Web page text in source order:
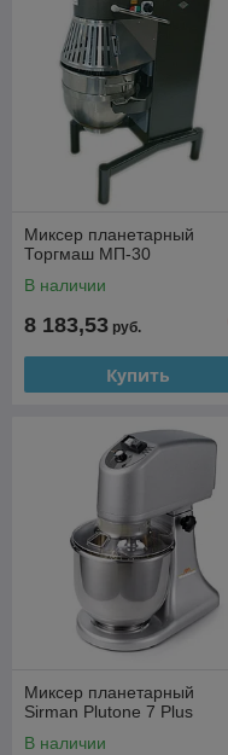
Миксер планетарный
Торгмаш МП-30
В наличии
8 183,53 руб.
Купить
Миксер планетарный
Sirman Plutone 7 Plus
В наличии